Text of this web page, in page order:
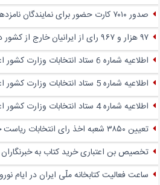
صدور ۷۰۱۰ کارت حضور برای نمایندگان نامزدها در شعب اخذ رای تهران
۹۷ هزار و ۹۶۷ رای از ایرانیان خارج از کشور در مرحله اول انتخابات اخذ شد
اطلاعیه شماره 6 ستاد انتخابات وزارت کشور اعلام شد
اطلاعیه شماره 5 ستاد انتخابات وزارت کشور اعلام شد
اطلاعیه شماره 4 ستاد انتخابات وزارت کشور اعلام شد
تعیین ۳۸۵۰ شعبه اخذ رای انتخابات ریاست جمهوری در پایتخت
تخصیص بن اعتباری خرید کتاب به خبرنگاران
ساعت فعالیت کتابخانه ملّی ایران در ایام نوروز 1403 اعلام شد